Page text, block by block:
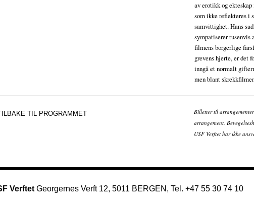
av erotikk og
som ikke reflekteres i
samvittighet. Hans
sympatiserer tusenvis
filmens borgerlige
grevens hjerte, er det
inngå et normalt
men blant
TIL PROGRAMMET
Billetter til
arrangement.
USF Verftet har ikke
Verftet Georgernes Verft 12, 5011 BERGEN, Tel. +47 55 30 74 10